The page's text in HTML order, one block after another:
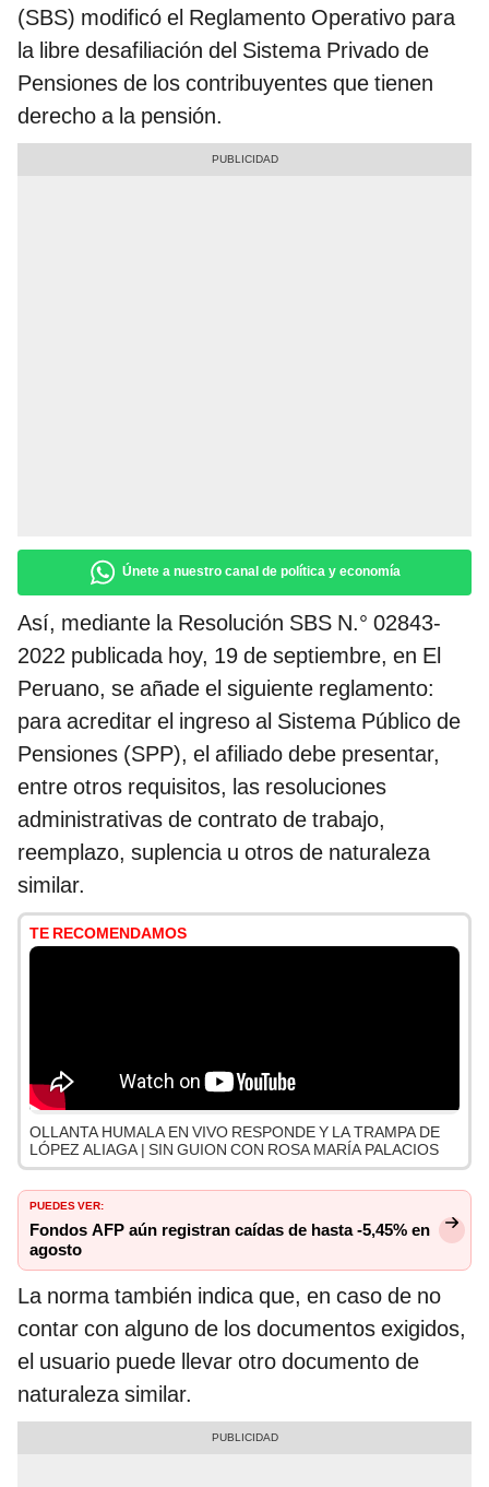
(SBS) modificó el Reglamento Operativo para
la libre desafiliación del Sistema Privado de
Pensiones de los contribuyentes que tienen
derecho a la pensión.
Únete a nuestro canal de política y economía
Así, mediante la Resolución SBS N.° 02843-
2022 publicada hoy, 19 de septiembre, en El
Peruano, se añade el siguiente reglamento:
para acreditar el ingreso al Sistema Público de
Pensiones (SPP), el afiliado debe presentar,
entre otros requisitos, las resoluciones
administrativas de contrato de trabajo,
reemplazo, suplencia u otros de naturaleza
similar.
TE RECOMENDAMOS
OLLANTA HUMALA EN VIVO RESPONDE Y LA TRAMPA DE
LÓPEZ ALIAGA | SIN GUION CON ROSA MARÍA PALACIOS
PUEDES VER:
Fondos AFP aún registran caídas de hasta -5,45% en
agosto
La norma también indica que, en caso de no
contar con alguno de los documentos exigidos,
el usuario puede llevar otro documento de
naturaleza similar.